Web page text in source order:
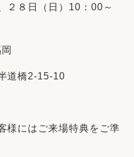
２８日（日）10：00～
橋2-15-10
様にはご来場特典をご準